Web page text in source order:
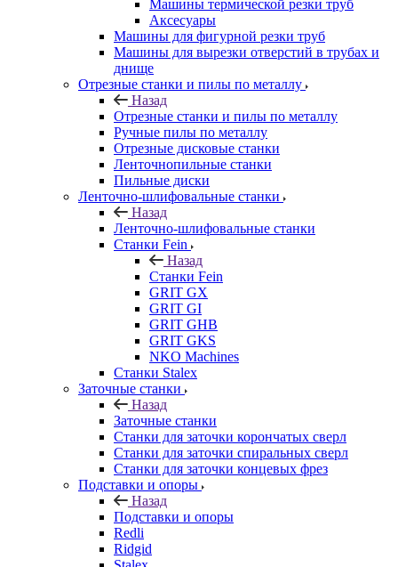
Машины термической резки труб
Аксесуары
Машины для фигурной резки труб
Машины для вырезки отверстий в трубах и
днище
Отрезные станки и пилы по металлу
Назад
Отрезные станки и пилы по металлу
Ручные пилы по металлу
Отрезные дисковые станки
Ленточнопильные станки
Пильные диски
Ленточно-шлифовальные станки
Назад
Ленточно-шлифовальные станки
Станки Fein
Назад
Станки Fein
GRIT GX
GRIT GI
GRIT GHB
GRIT GKS
NKO Machines
Станки Stalex
Заточные станки
Назад
Заточные станки
Станки для заточки корончатых сверл
Станки для заточки спиральных сверл
Станки для заточки концевых фрез
Подставки и опоры
Назад
Подставки и опоры
Redli
Ridgid